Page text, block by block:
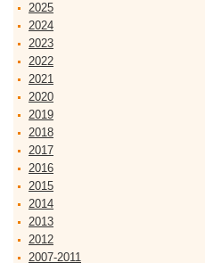
2025
2024
2023
2022
2021
2020
2019
2018
2017
2016
2015
2014
2013
2012
2007-2011